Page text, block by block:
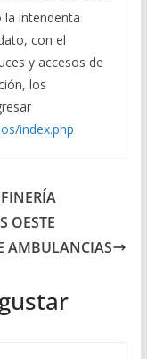
intendenta
con el
y accesos de
los
index.php
OESTE
AMBULANCIAS